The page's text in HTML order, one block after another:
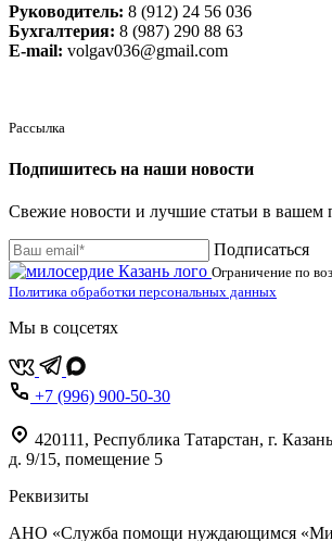
Руководитель: 8 (912) 24 56 036
Бухгалтерия: 8 (987) 290 88 63
E-mail: volgav036@gmail.com
Рассылка
Подпишитесь на наши новости
Свежие новости и лучшие статьи в вашем
Подписаться
Ограничение по
Политика обработки персональных данных
Мы в соцсетях
+7 (996) 900-50-30
420111 , Республика Татарстан, г.
д. 9/15, помещение 5
Реквизиты
АНО «Служба помощи нуждающимся